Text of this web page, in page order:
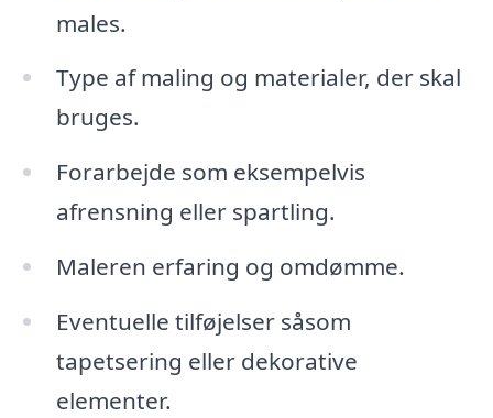
males.
Type af maling og materialer, der skal
bruges.
Forarbejde som eksempelvis
afrensning eller spartling.
Maleren erfaring og omdømme.
Eventuelle tilføjelser såsom
tapetsering eller dekorative
elementer.